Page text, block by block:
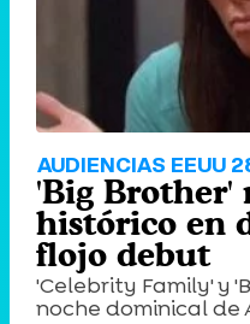
AUDIENCIAS EEUU
'Big Brother'
histórico en
flojo debut
'Celebrity Family' y
noche dominical de